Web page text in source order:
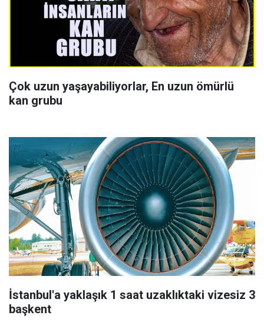
Çok uzun yaşayabiliyorlar, En uzun ömürlü
kan grubu
İstanbul'a yaklaşık 1 saat uzaklıktaki vizesiz 3
başkent